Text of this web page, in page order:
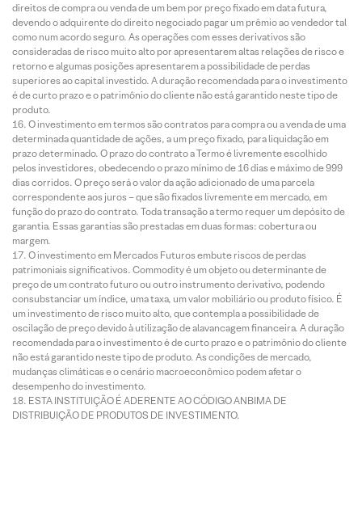
direitos de compra ou venda de um bem por preço fixado em data futura,
devendo o adquirente do direito negociado pagar um prêmio ao vendedor tal
como num acordo seguro. As operações com esses derivativos são
consideradas de risco muito alto por apresentarem altas relações de risco e
retorno e algumas posições apresentarem a possibilidade de perdas
superiores ao capital investido. A duração recomendada para o investimento
é de curto prazo e o patrimônio do cliente não está garantido neste tipo de
produto.
O investimento em termos são contratos para compra ou a venda de uma
determinada quantidade de ações, a um preço fixado, para liquidação em
prazo determinado. O prazo do contrato a Termo é livremente escolhido
pelos investidores, obedecendo o prazo mínimo de 16 dias e máximo de 999
dias corridos. O preço será o valor da ação adicionado de uma parcela
correspondente aos juros – que são fixados livremente em mercado, em
função do prazo do contrato. Toda transação a termo requer um depósito de
garantia. Essas garantias são prestadas em duas formas: cobertura ou
margem.
O investimento em Mercados Futuros embute riscos de perdas
patrimoniais significativos. Commodity é um objeto ou determinante de
preço de um contrato futuro ou outro instrumento derivativo, podendo
consubstanciar um índice, uma taxa, um valor mobiliário ou produto físico. É
um investimento de risco muito alto, que contempla a possibilidade de
oscilação de preço devido à utilização de alavancagem financeira. A duração
recomendada para o investimento é de curto prazo e o patrimônio do cliente
não está garantido neste tipo de produto. As condições de mercado,
mudanças climáticas e o cenário macroeconômico podem afetar o
desempenho do investimento.
ESTA INSTITUIÇÃO É ADERENTE AO CÓDIGO ANBIMA DE
DISTRIBUIÇÃO DE PRODUTOS DE INVESTIMENTO.